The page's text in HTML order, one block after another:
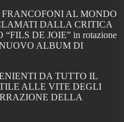
AL MONDO
DALLA CRITICA
DE JOIE” in rotazione
ALBUM DI
DA TUTTO IL
ALLE VITE DEGLI
DELLA